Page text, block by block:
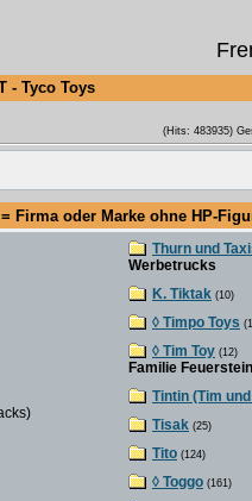
- Tyco Toys
(Hits: 483935)
Firma oder Marke ohne HP-
Thurn und
Werbetrucks
K. Tiktak (10)
◊ Timpo Toys
◊ Tim Toy (12)
Familie Feuerstein
Tintin (Tim
Tisak (25)
Tito (124)
◊ Toggo (161)